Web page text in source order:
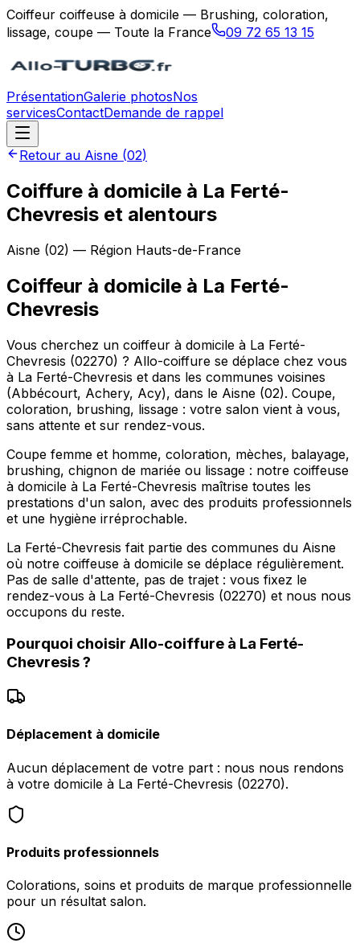
Coiffeur coiffeuse à domicile — Brushing, coloration,
lissage, coupe — Toute la France
09 72 65 13 15
PrésentationGalerie photosNos
servicesContactDemande de rappel
Retour au Aisne (02)
Coiffure à domicile à La Ferté-
Chevresis et alentours
Aisne (02) — Région Hauts-de-France
Coiffeur à domicile à La Ferté-
Chevresis
Vous cherchez un coiffeur à domicile à La Ferté-
Chevresis (02270) ? Allo-coiffure se déplace chez vous
à La Ferté-Chevresis et dans les communes voisines
(Abbécourt, Achery, Acy), dans le Aisne (02). Coupe,
coloration, brushing, lissage : votre salon vient à vous,
sans attente et sur rendez-vous.
Coupe femme et homme, coloration, mèches, balayage,
brushing, chignon de mariée ou lissage : notre coiffeuse
à domicile à La Ferté-Chevresis maîtrise toutes les
prestations d'un salon, avec des produits professionnels
et une hygiène irréprochable.
La Ferté-Chevresis fait partie des communes du Aisne
où notre coiffeuse à domicile se déplace régulièrement.
Pas de salle d'attente, pas de trajet : vous fixez le
rendez-vous à La Ferté-Chevresis (02270) et nous nous
occupons du reste.
Pourquoi choisir Allo-coiffure à La Ferté-
Chevresis?
Déplacement à domicile
Aucun déplacement de votre part : nous nous rendons
à votre domicile à La Ferté-Chevresis (02270).
Produits professionnels
Colorations, soins et produits de marque professionnelle
pour un résultat salon.